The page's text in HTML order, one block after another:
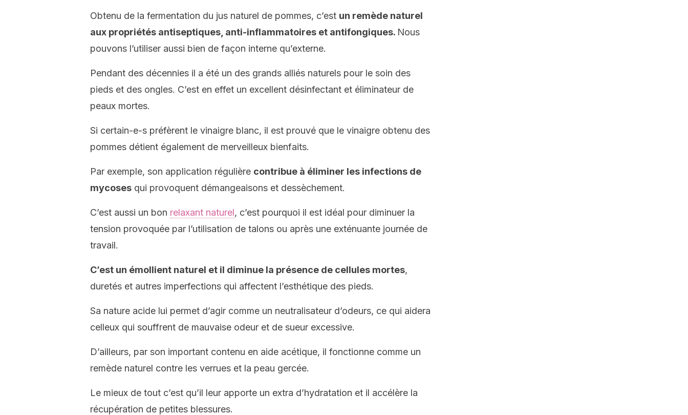
Obtenu de la fermentation du jus naturel de pommes, c’est un remède naturel
aux propriétés antiseptiques, anti-inflammatoires et antifongiques. Nous
pouvons l’utiliser aussi bien de façon interne qu’externe.
Pendant des décennies il a été un des grands alliés naturels pour le soin des
pieds et des ongles. C’est en effet un excellent désinfectant et éliminateur de
peaux mortes.
Si certain-e-s préfèrent le vinaigre blanc, il est prouvé que le vinaigre obtenu des
pommes détient également de merveilleux bienfaits.
Par exemple, son application régulière contribue à éliminer les infections de
mycoses qui provoquent démangeaisons et dessèchement.
C’est aussi un bon relaxant naturel, c’est pourquoi il est idéal pour diminuer la
tension provoquée par l’utilisation de talons ou après une exténuante journée de
travail.
C’est un émollient naturel et il diminue la présence de cellules mortes,
duretés et autres imperfections qui affectent l’esthétique des pieds.
Sa nature acide lui permet d’agir comme un neutralisateur d’odeurs, ce qui aidera
celleux qui souffrent de mauvaise odeur et de sueur excessive.
D’ailleurs, par son important contenu en aide acétique, il fonctionne comme un
remède naturel contre les verrues et la peau gercée.
Le mieux de tout c’est qu’il leur apporte un extra d’hydratation et il accélère la
récupération de petites blessures.